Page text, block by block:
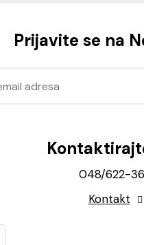
Prijavite se na
048/622-
Kontakt